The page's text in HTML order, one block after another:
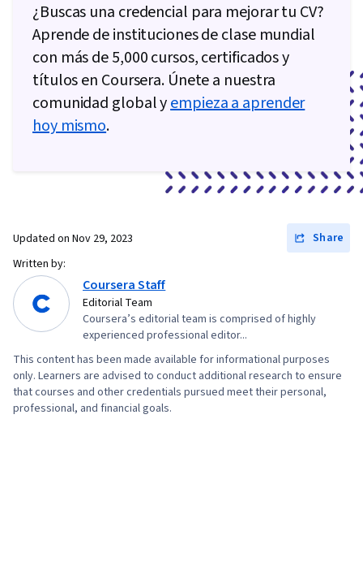
¿Buscas una credencial para mejorar tu CV?
Aprende de instituciones de clase mundial
con más de 5,000 cursos, certificados y
títulos en Coursera. Únete a nuestra
comunidad global yempieza a aprender
hoy mismo.
Updated on Nov 29, 2023
Share
Written by:
Coursera Staff
Editorial Team
Coursera’s editorial team is comprised of highly
experienced professional editor...
This content has been made available for informational purposes
only. Learners are advised to conduct additional research to ensure
that courses and other credentials pursued meet their personal,
professional, and financial goals.